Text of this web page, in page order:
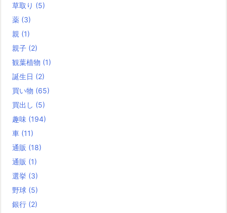
草取り (5)
薬 (3)
親 (1)
親子 (2)
観葉植物 (1)
誕生日 (2)
買い物 (65)
買出し (5)
趣味 (194)
車 (11)
通販 (18)
通販 (1)
選挙 (3)
野球 (5)
銀行 (2)